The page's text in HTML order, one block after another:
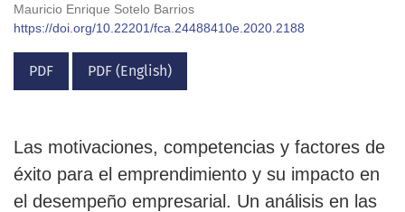
Mauricio Enrique Sotelo Barrios
https://doi.org/10.22201/fca.24488410e.2020.2188
PDF PDF (English)
Las motivaciones, competencias y factores de
éxito para el emprendimiento y su impacto en
el desempeño empresarial. Un análisis en las